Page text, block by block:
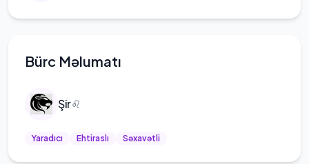
Bürc Məlumatı
Şir♌
Yaradıcı Ehtiraslı Səxavətli